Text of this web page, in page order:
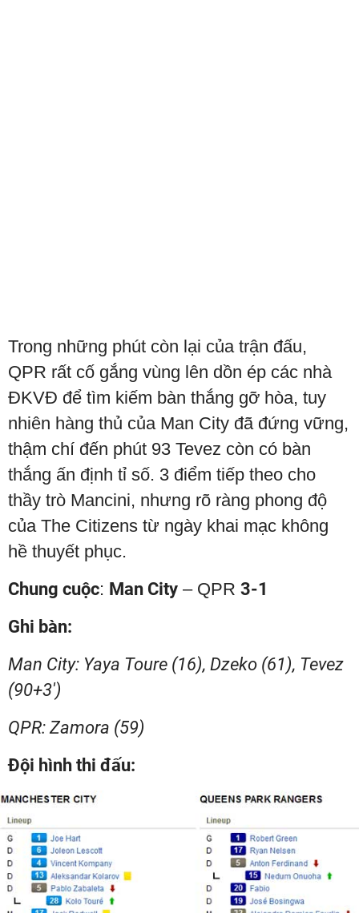
Trong những phút còn lại của trận đấu,
QPR rất cố gắng vùng lên dồn ép các nhà
ĐKVĐ để tìm kiếm bàn thắng gỡ hòa, tuy
nhiên hàng thủ của Man City đã đứng vững,
thậm chí đến phút 93 Tevez còn có bàn
thắng ấn định tỉ số. 3 điểm tiếp theo cho
thầy trò Mancini, nhưng rõ ràng phong độ
của The Citizens từ ngày khai mạc không
hề thuyết phục.
Chung cuộc: Man City – QPR 3-1
Ghi bàn:
Man City: Yaya Toure (16), Dzeko (61), Tevez
(90+3')
QPR: Zamora (59)
Đội hình thi đấu: